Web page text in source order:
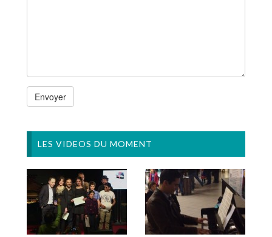
LES VIDEOS DU MOMENT